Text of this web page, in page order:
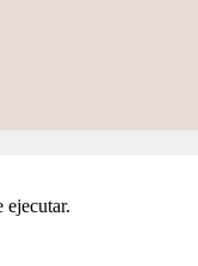
ejecutar.